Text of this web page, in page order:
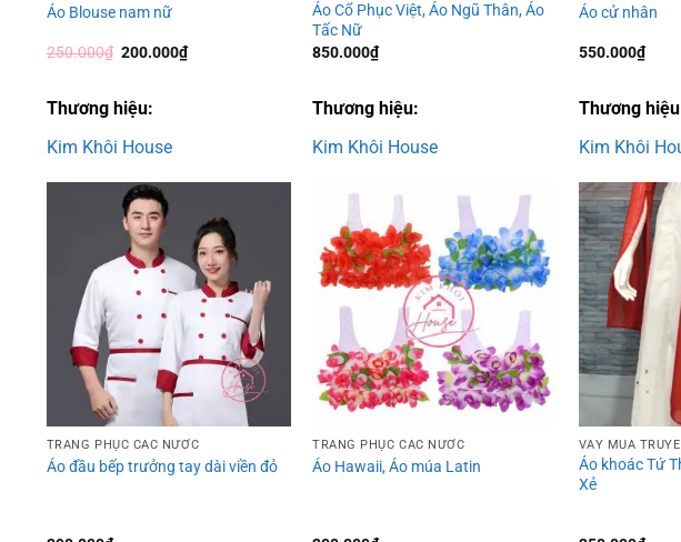
Áo Blouse nam nữ
250.000₫ Giá
250.000₫.
200.000₫Giá
hiện
Thương hiệu:
Kim Khôi House
Áo Cổ Phục Việt, Áo Ngũ Thân, Áo
Tấc Nữ
850.000₫
Thương hiệu:
Kim Khôi House
Áo cử nhân
550.000₫
Thương
Kim Khôi
wishlist
TRANG PHỤC CÁC NƯỚC
Áo đầu bếp trưởng tay dài viền đỏ
Add to
wishlist
TRANG PHỤC CÁC NƯỚC
Áo Hawaii, Áo múa Latin
VÁY MÚA
Áo khoác Tứ
Xẻ